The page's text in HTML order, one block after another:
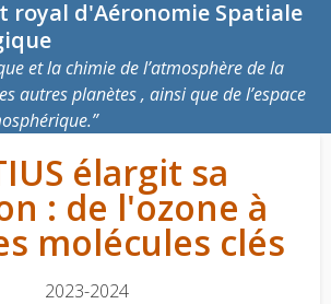
royal d'Aéronomie Spatiale
et la chimie de l’atmosphère de la
autres planètes , ainsi que de l’espace
élargit sa
: de l'ozone à
molécules clés
2023-2024